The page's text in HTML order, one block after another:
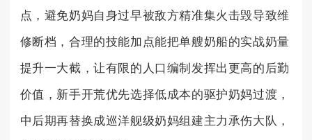
点，避免奶妈自身过早被敌方精准集火击毁导致维
修断档，合理的技能加点能把单艘奶船的实战奶量
提升一大截，让有限的人口编制发挥出更高的后勤
价值，新手开荒优先选择低成本的驱护奶妈过渡，
中后期再替换成巡洋舰级奶妈组建主力承伤大队，